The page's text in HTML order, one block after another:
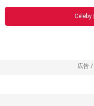
Celeby
広告 /